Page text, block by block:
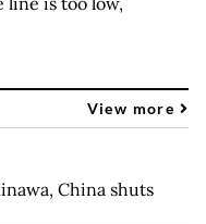
View more
China shuts